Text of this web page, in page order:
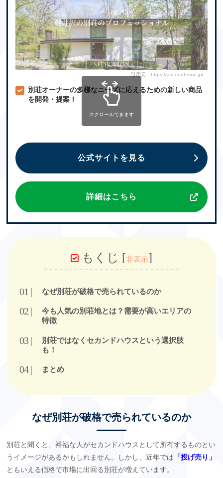
引用元：https://ascendhome.jp/
別荘オーナーの多様なニーズに応えるための新しい商品
を開発・提案！
公式サイトを見る
詳細はこちら
スクロールできます
もくじ [非表示]
なぜ別荘が破格で売られているのか
今も人気の別荘地とは？需要が高いエリアの
特徴
別荘ではなくセカンドハウスという選択肢
も！
まとめ
なぜ別荘が破格で売られているのか
別荘と聞くと、裕福な人がセカンドハウスとして所有するものとい
うイメージがあるかもしれません。しかし、近年では 「投げ売り」
ともいえる価格で市場に出回る別荘が増えています。